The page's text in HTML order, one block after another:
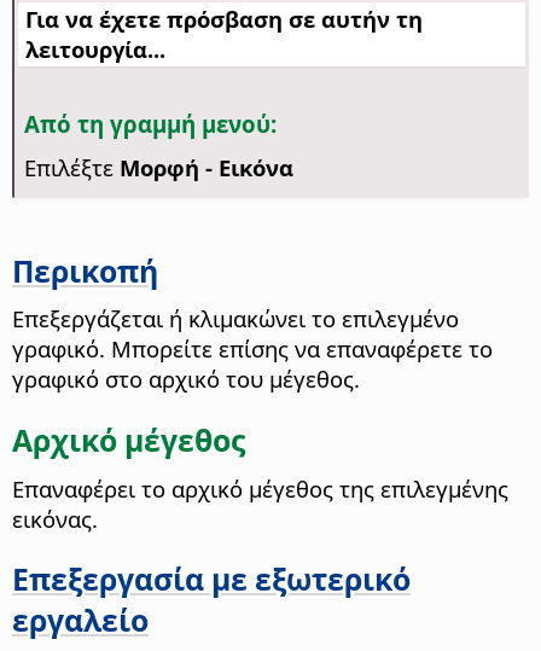
Για να έχετε πρόσβαση σε αυτήν τη
λειτουργία...
Από τη γραμμή μενού:
Επιλέξτε Μορφή - Εικόνα
Περικοπή
Επεξεργάζεται ή κλιμακώνει το επιλεγμένο
γραφικό. Μπορείτε επίσης να επαναφέρετε το
γραφικό στο αρχικό του μέγεθος.
Αρχικό μέγεθος
Επαναφέρει το αρχικό μέγεθος της επιλεγμένης
εικόνας.
Επεξεργασία με εξωτερικό
εργαλείο